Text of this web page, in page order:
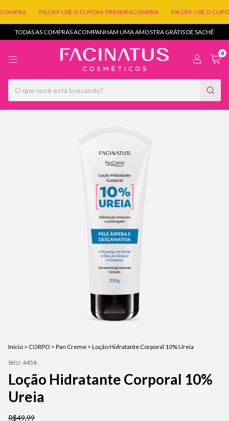
5% OFF USE O CUPOM: PRIMEIRACOMPRA 5% OFF USE O CUPOM:
TODAS AS COMPRAS ACOMPANHAM UMA AMOSTRA GRÁTIS DE SACHÊ
0
Início > CORPO > Pan Creme > Loção Hidratante Corporal 10% Ureia
SKU: 4458
Loção Hidratante Corporal 10%
Ureia
R$49,99